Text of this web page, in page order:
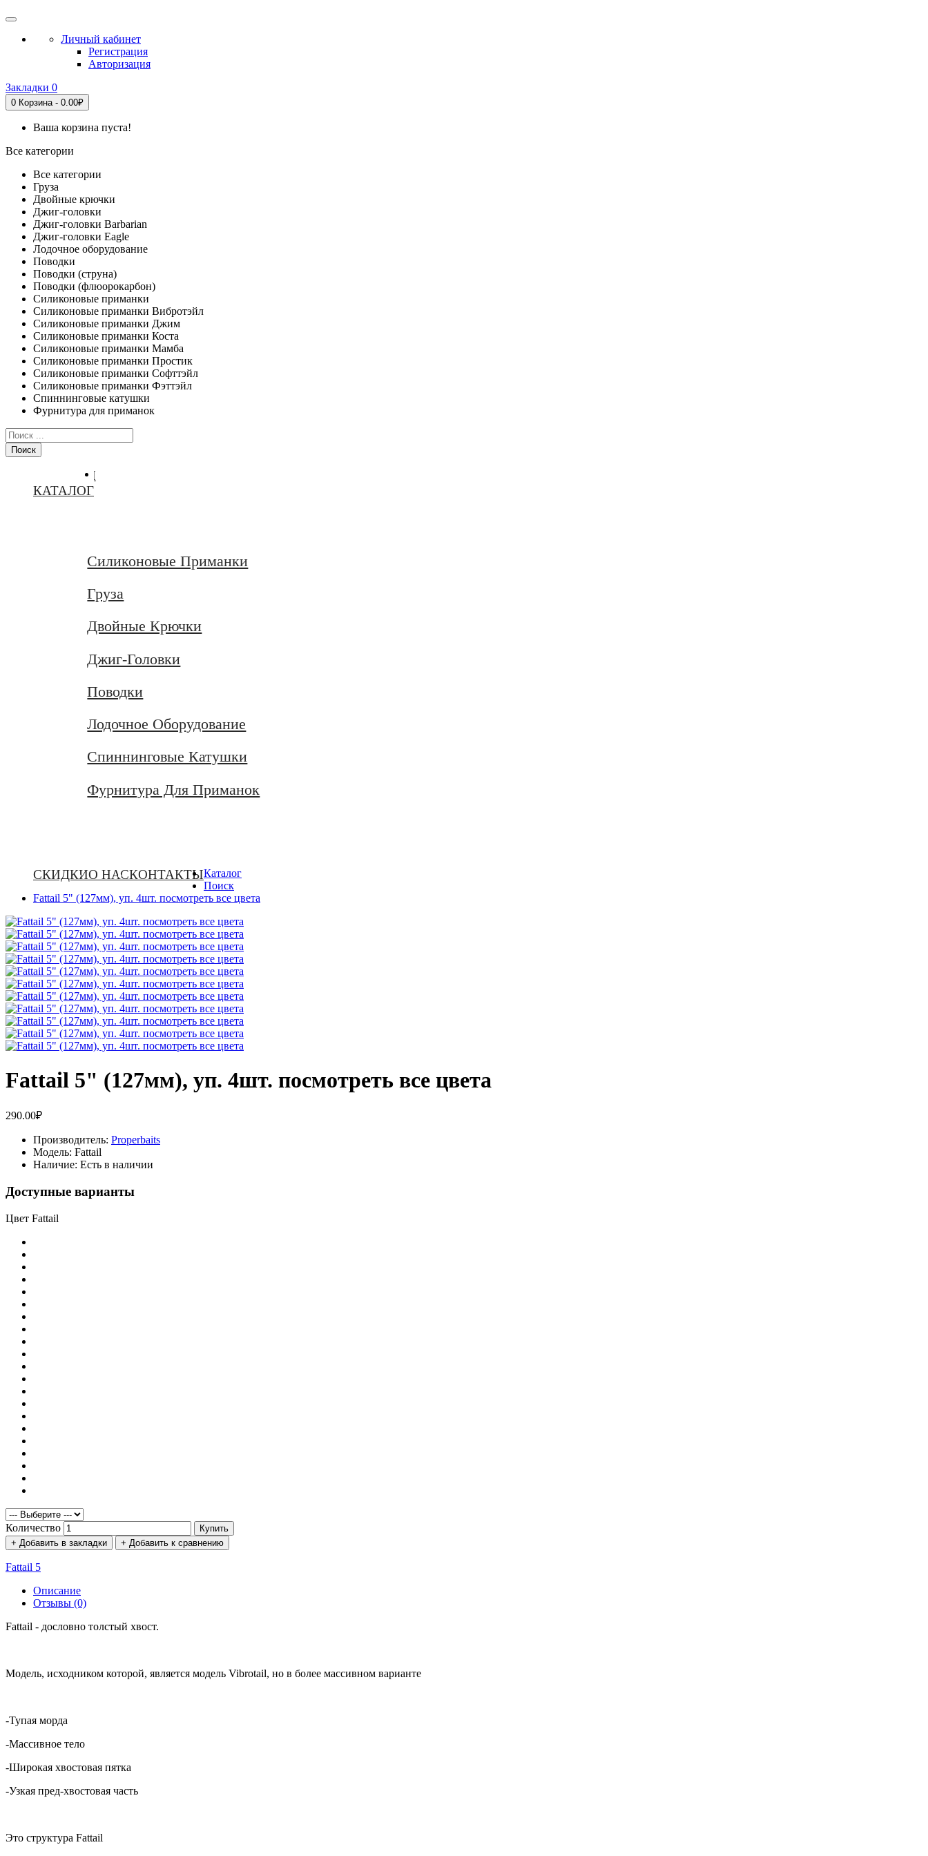
Личный кабинет
Регистрация
Авторизация
Закладки 0
0 Корзина - 0.00₽
Ваша корзина пуста!
Все категории
Все категории
Груза
Двойные крючки
Джиг-головки
Джиг-головки Barbarian
Джиг-головки Eagle
Лодочное оборудование
Поводки
Поводки (струна)
Поводки (флюорокарбон)
Силиконовые приманки
Силиконовые приманки Вибротэйл
Силиконовые приманки Джим
Силиконовые приманки Коста
Силиконовые приманки Мамба
Силиконовые приманки Простик
Силиконовые приманки Софттэйл
Силиконовые приманки Фэттэйл
Спиннинговые катушки
Фурнитура для приманок
Поиск
ГЛАВНАЯ
КАТАЛОГ
Силиконовые Приманки
Груза
Двойные Крючки
Джиг-Головки
Поводки
Лодочное Оборудование
Спиннинговые Катушки
Фурнитура Для Приманок
СКИДКИО НАСКОНТАКТЫКаталог
Поиск
Fattail 5" (127мм), уп. 4шт. посмотреть все цвета
Fattail 5" (127мм), уп. 4шт. посмотреть все цвета
290.00₽
Производитель: Properbaits
Модель: Fattail
Наличие: Есть в наличии
Доступные варианты
Цвет Fattail
Количество
Купить
+ Добавить в закладки
+ Добавить к сравнению
Fattail 5
Описание
Отзывы (0)
Fattail - дословно толcтый хвост.
Модель, исходником которой, является модель Vibrotail, но в более массивном варианте
-Тупая морда
-Массивное тело
-Широкая хвостовая пятка
-Узкая пред-хвостовая часть
Это структура Fattail